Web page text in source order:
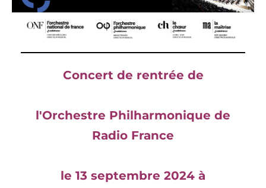
Concert de rentrée de
l'Orchestre Philharmonique de
Radio France
le 13 septembre 2024 à